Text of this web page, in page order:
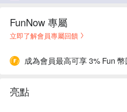
FunNow 專屬
立即了解會員專屬回饋
成為會員最高可享 3% Fun
亮點